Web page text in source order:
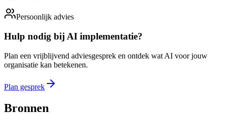
Persoonlijk advies
Hulp nodig bij AI implementatie?
Plan een vrijblijvend adviesgesprek en ontdek wat AI voor jouw
organisatie kan betekenen.
Plan gesprek
Bronnen